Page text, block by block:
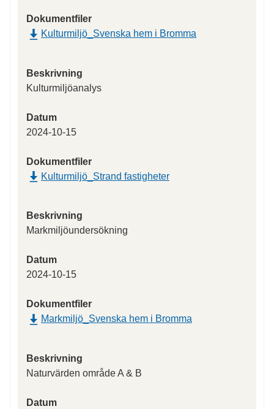
Dokumentfiler
Kulturmiljö_Svenska hem i Bromma
Beskrivning
Kulturmiljöanalys
Datum
2024-10-15
Dokumentfiler
Kulturmiljö_Strand fastigheter
Beskrivning
Markmiljöundersökning
Datum
2024-10-15
Dokumentfiler
Markmiljö_Svenska hem i Bromma
Beskrivning
Naturvärden område A & B
Datum